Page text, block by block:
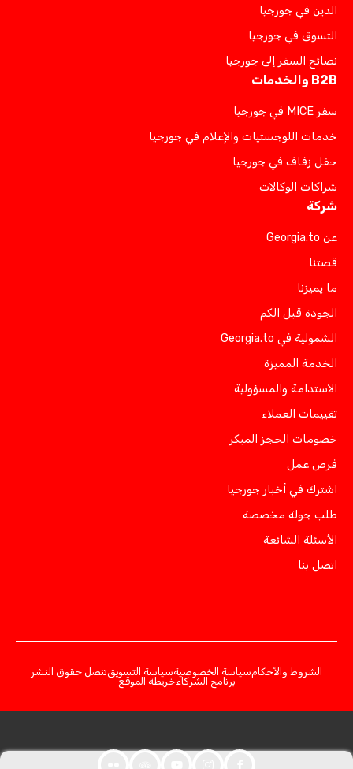
الدين في جورجيا
التسوق في جورجيا
نصائح السفر إلى جورجيا
B2B والخدمات
سفر MICE في جورجيا
خدمات اللوجستيات والإعلام في جورجيا
حفل زفاف في جورجيا
شراكات الوكالات
شركة
عن Georgia.to
قصتنا
ما يميزنا
الجودة قبل الكم
الشمولية في Georgia.to
الخدمة المميزة
الاستدامة والمسؤولية
تقييمات العملاء
خصومات الحجز المبكر
فرص عمل
اشترك في أخبار جورجيا
طلب جولة مخصصة
الأسئلة الشائعة
اتصل بنا
الشروط والأحكامسياسة الخصوصيةسياسة التسويقتنصل حقوق النشر
برنامج الشركاءخريطة الموقع